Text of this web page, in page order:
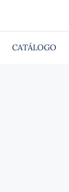
CATÁLOGO